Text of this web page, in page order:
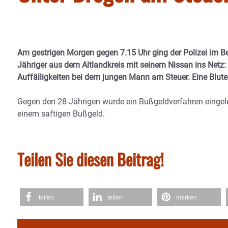
Am gestrigen Morgen gegen 7.15 Uhr ging der Polizei im
Jähriger aus dem Altlandkreis mit seinem Nissan ins
Auffälligkeiten bei dem jungen Mann am Steuer. Eine
Gegen den 28-Jährigen wurde ein Bußgeldverfahren
einem saftigen Bußgeld.
Teilen Sie diesen Beitrag!
teilen teilen merken